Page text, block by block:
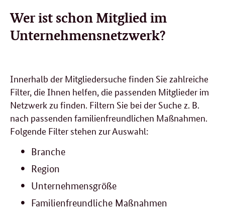
Wer ist schon Mitglied im
Unternehmensnetzwerk?
Innerhalb der Mitgliedersuche finden Sie zahlreiche
Filter, die Ihnen helfen, die passenden Mitglieder im
Netzwerk zu finden. Filtern Sie bei der Suche z. B.
nach passenden familienfreundlichen Maßnahmen.
Folgende Filter stehen zur Auswahl:
Branche
Region
Unternehmensgröße
Familienfreundliche Maßnahmen